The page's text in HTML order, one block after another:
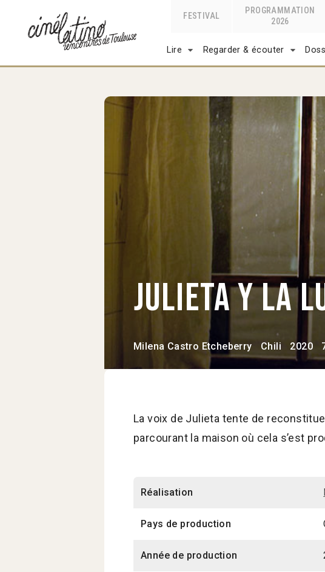
FESTIVAL
PROGRAMMATION
2026
Lire Regarder & écouter
Julieta y la
Milena Castro Etcheberry Chili 2020
La voix de Julieta tente de
parcourant la maison où cela s’est
Réalisation
Pays de production
Année de production